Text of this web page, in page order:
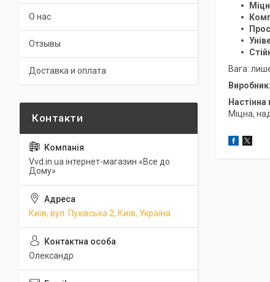
Вага:
Міцна,
О нас
Отзывы
Доставка и оплата
Vvd.in.ua інтернет-магазин «Все до
Дому»
Київ, вул. Пухівська 2, Київ, Україна
Олександр